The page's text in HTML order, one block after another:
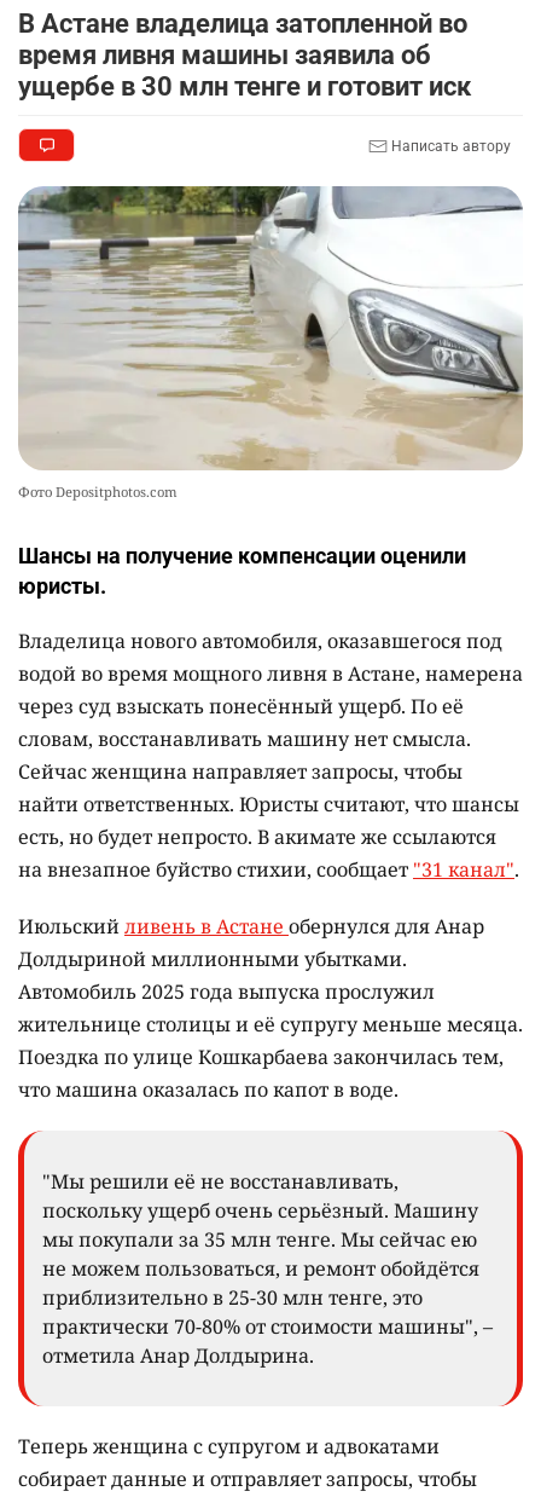
8
🏠 Оправданному пастуху из Актобе подарили
квартиру
2301 7 71
9
2284 0 50
10 🌟 Ступень ракеты SpaceX врежется в Луну
2340 1 22
В Астане владелица затопленной во
время ливня машины заявила об
ущербе в 30 млн тенге и готовит иск
Написать автору
Фото Depositphotos.com
Шансы на получение компенсации оценили
юристы.
Владелица нового автомобиля, оказавшегося под
водой во время мощного ливня в Астане, намерена
через суд взыскать понесённый ущерб. По её
словам, восстанавливать машину нет смысла.
Сейчас женщина направляет запросы, чтобы
найти ответственных. Юристы считают, что шансы
есть, но будет непросто. В акимате же ссылаются
на внезапное буйство стихии, сообщает "31 канал".
Июльскийливень в Астане обернулся для Анар
Долдыриной миллионными убытками.
Автомобиль 2025 года выпуска прослужил
жительнице столицы и её супругу меньше месяца.
Поездка по улице Кошкарбаева закончилась тем,
что машина оказалась по капот в воде.
"Мы решили её не восстанавливать,
поскольку ущерб очень серьёзный. Машину
мы покупали за 35 млн тенге. Мы сейчас ею
не можем пользоваться, и ремонт обойдётся
приблизительно в 25-30 млн тенге, это
практически 70-80% от стоимости машины", –
отметила Анар Долдырина.
Теперь женщина с супругом и адвокатами
собирает данные и отправляет запросы, чтобы